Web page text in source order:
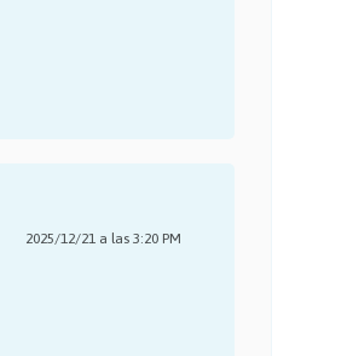
2025/12/21 a las 3:20 PM